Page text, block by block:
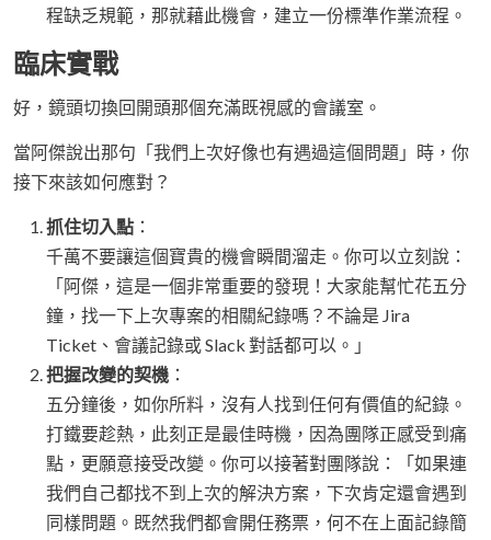
程缺乏規範，那就藉此機會，建立一份標準作業流程。
臨床實戰
好，鏡頭切換回開頭那個充滿既視感的會議室。
當阿傑說出那句「我們上次好像也有遇過這個問題」時，你
接下來該如何應對？
抓住切入點 ：
千萬不要讓這個寶貴的機會瞬間溜走。你可以立刻說：
「阿傑，這是一個非常重要的發現！大家能幫忙花五分
鐘，找一下上次專案的相關紀錄嗎？不論是 Jira
Ticket、會議記錄或 Slack 對話都可以。」
把握改變的契機 ：
五分鐘後，如你所料，沒有人找到任何有價值的紀錄。
打鐵要趁熱，此刻正是最佳時機，因為團隊正感受到痛
點，更願意接受改變。你可以接著對團隊說：「如果連
我們自己都找不到上次的解決方案，下次肯定還會遇到
同樣問題。既然我們都會開任務票，何不在上面記錄簡